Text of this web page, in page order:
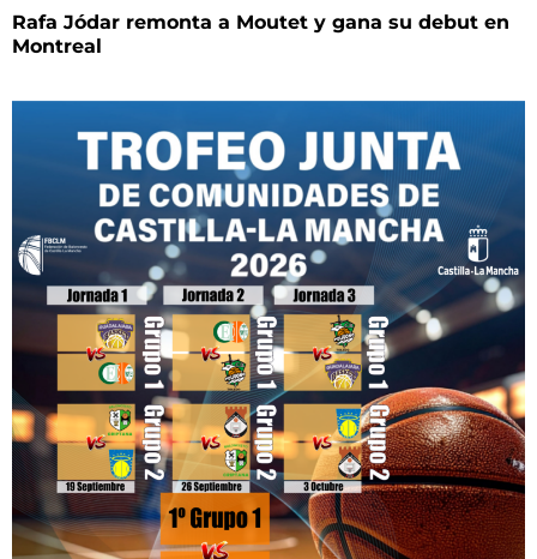
Rafa Jódar remonta a Moutet y gana su debut en
Montreal